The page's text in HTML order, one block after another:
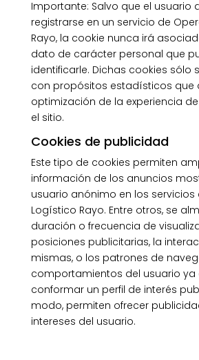
Importante: Salvo que el usuario
registrarse en un servicio de
Rayo, la cookie nunca irá
dato de carácter personal que
identificarle. Dichas cookies sólo
con propósitos estadísticos que
optimización de la experiencia
el sitio.
Cookies de publicidad
Este tipo de cookies permiten
información de los anuncios
usuario anónimo en los
Logístico Rayo. Entre otros, se
duración o frecuencia de
posiciones publicitarias, la
mismas, o los patrones de
comportamientos del usuario ya
conformar un perfil de interés
modo, permiten ofrecer
intereses del usuario.